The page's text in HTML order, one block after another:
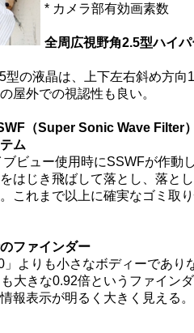
* カメラ部有効画素数
全周広視野角2.5型ハイ
型の液晶は、上下左右斜め方向
屋外での視認性も良い。
（Super Sonic Wave Filter
ム
ビュー使用時にSSWFが作動
はじき飛ばして落とし、落と
これまで以上に確実なゴミ取
ファインダー
」よりも小さなボディーであり
も大きな0.92倍というファイン
報表示が明るく大きく見える。